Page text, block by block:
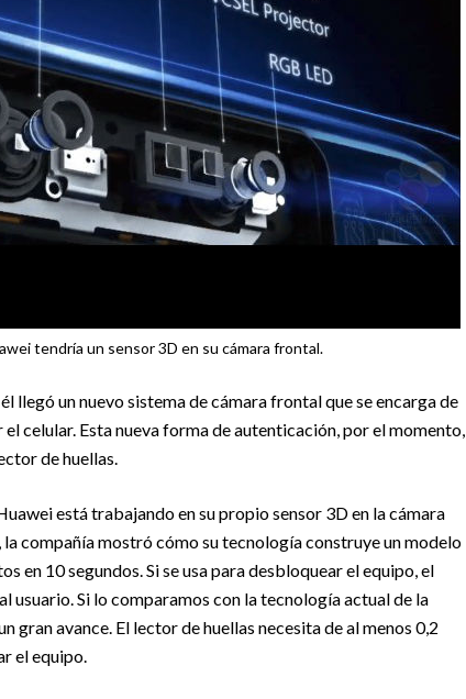
tendría un sensor 3D en su cámara frontal.
llegó un nuevo sistema de cámara frontal que se encarga de
celular. Esta nueva forma de autenticación, por el momento,
de huellas.
está trabajando en su propio sensor 3D en la cámara
la compañía mostró cómo su tecnología construye un modelo
en 10 segundos. Si se usa para desbloquear el equipo, el
usuario. Si lo comparamos con la tecnología actual de la
gran avance. El lector de huellas necesita de al menos 0,2
el equipo.